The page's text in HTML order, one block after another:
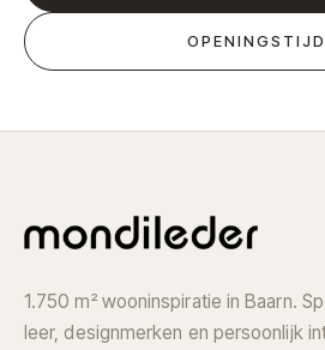
1.750 m² wooninspiratie in Baarn.
leer, designmerken en persoonlijk